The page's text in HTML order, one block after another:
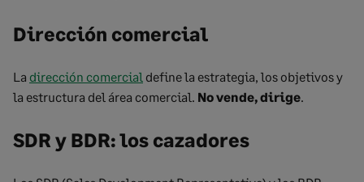
Dirección comercial
La dirección comercial define la estrategia, los objetivos y
la estructura del área comercial. No vende, dirige.
SDR y BDR: los cazadores